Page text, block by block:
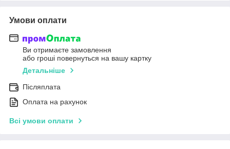
Умови оплати
Ви отримаєте замовлення
або гроші повернуться на вашу картку
Детальніше
Післяплата
Оплата на рахунок
Всі умови оплати